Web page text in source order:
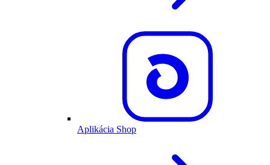
Aplikácia Shop